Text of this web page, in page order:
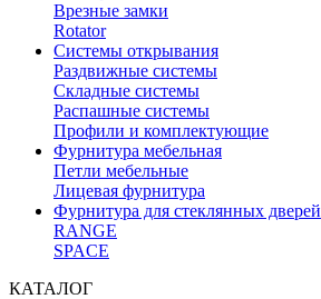
Врезные замки
Rotator
Системы открывания
Раздвижные системы
Складные системы
Распашные системы
Профили и комплектующие
Фурнитура мебельная
Петли мебельные
Лицевая фурнитура
Фурнитура для стеклянных дверей
RANGE
SPACE
КАТАЛОГ